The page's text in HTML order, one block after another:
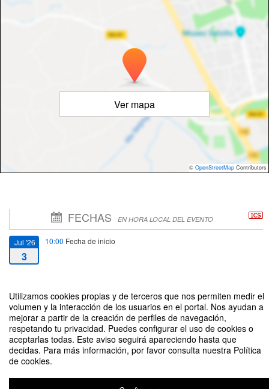
Utilizamos cookies propias y de terceros que nos permiten medir el
volumen y la interacción de los usuarios en el portal. Nos ayudan a
mejorar a partir de la creación de perfiles de navegación,
respetando tu privacidad. Puedes configurar el uso de cookies o
aceptarlas todas. Este aviso seguirá apareciendo hasta que
decidas. Para más información, por favor consulta nuestra Política
de cookies.
Ver mapa
© OpenStreetMap Contributors
FECHAS EN HORA LOCAL DEL EVENTO
Jul '26
3
10:00 Fecha de inicio
3
Defensa de la tesis doctoral "Electricity Distribution Remuneration Schemes
for Promoting Efficient Network Planning: Unlocking the Value of Flexibility